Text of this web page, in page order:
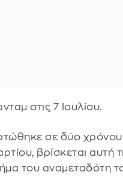
στις 7 Ιουλίου.
σε δύο
βρίσκεται αυτή
του αναμεταδότη